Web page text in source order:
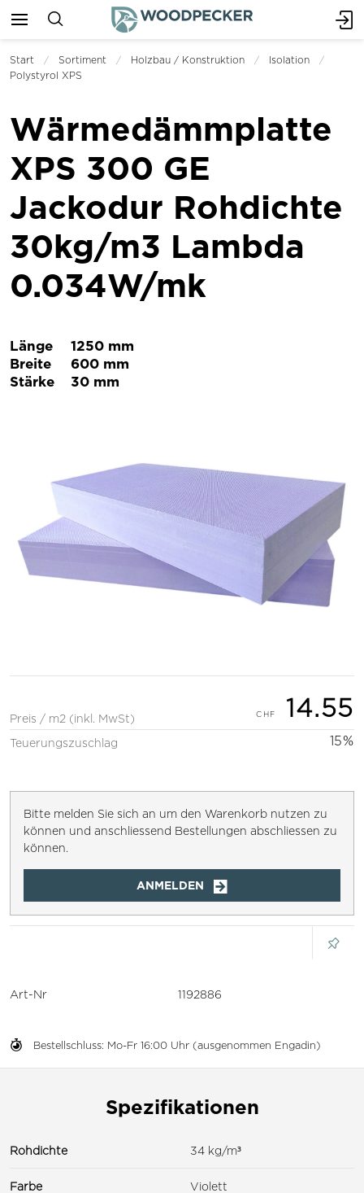
Start Sortiment Holzbau / Konstruktion
Isolation
Polystyrol XPS
Wärmedämmplatte
XPS 300 GE
Jackodur Rohdichte
30kg/m3 Lambda
0.034W/mk
Länge
1250 mm
Breite
600 mm
Stärke
30 mm
Preis / m2 (inkl. MwSt) 14.55
Teuerungszuschlag 15%
Bitte melden Sie sich an um den Warenkorb nutzen zu
können und anschliessend Bestellungen abschliessen zu
können.
ANMELDEN
Bestellschluss: Mo-Fr 16:00 Uhr (ausgenommen Engadin)
Art-Nr 1192886
Spezifikationen
Rohdichte 34 kg/m³
Farbe Violett